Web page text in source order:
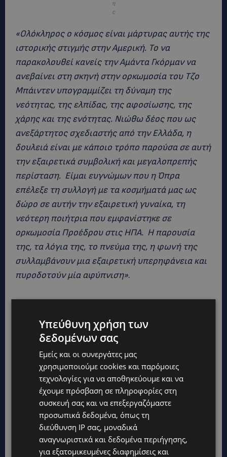
η
ς
«Ολόκληρος ο κόσμος είναι μάρτυρας αυτής της
ιστορικής στιγμής στην Αμερική. Το να
παρακολουθεί κανείς την Αμάντα Γκόρμαν να
ανεβαίνει στη σκηνή στην ορκωμοσία του Τζο
Μπάιντεν υπογραμμίζει τη δύναμη της
νεότητας, της ελπίδας, της αφοσίωσης, της
χάρης και της ενότητας. Νιώθω δέος που ως
ανεξάρτητος σχεδιαστής από την Ελλάδα, η
δουλειά είναι με κάποιο τρόπο παρούσα σε αυτή
την εξαιρετικά συμβολική και μεγαλοπρεπής
περίσταση. Είμαι ευγνώμων που η Όπρα
επέλεξε τη συλλογή με τα κοσμήματά μας ως
δώρο σε αυτήν την εξαιρετική γυναίκα, τη
νεότερη ποιήτρια που εμφανίστηκε σε
ορκωμοσία Προέδρου στις ΗΠΑ. Η παρουσία
της, τα λόγια της, το πνεύμα της, η φωνή της
συλλαμβάνουν μια εξαιρετική υπερηφάνεια και
πυροδοτούν μία αφύπνιση».
Υπεύθυνη χρήση των
δεδομένων σας
Εμείς και οι συνεργάτες μας
χρησιμοποιούμε cookies και παρόμοιες
τεχνολογίες για να αποθηκεύουμε και να
έχουμε πρόσβαση σε πληροφορίες στη
συσκευή σας και να επεξεργαζόμαστε
προσωπικά δεδομένα, όπως τη
διεύθυνση IP σας, μοναδικά
αναγνωριστικά και δεδομένα περιήγησης,
για εξατομικευμένες διαφημίσεις και